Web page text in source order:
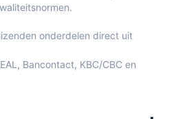
onderdelen direct uit
Bancontact, KBC/CBC en